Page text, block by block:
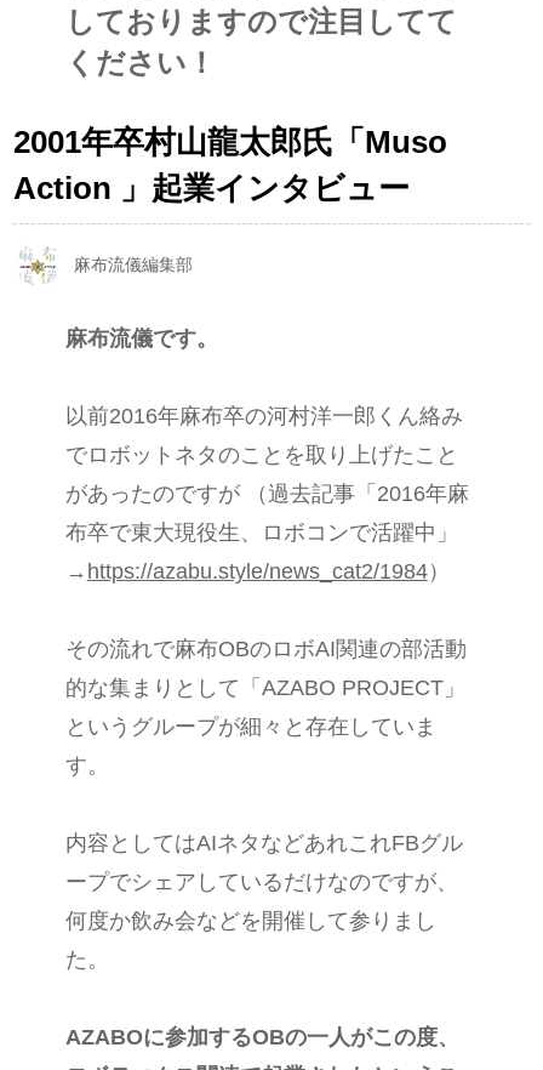
しておりますので注目してて
ください！
2001年卒村山龍太郎氏「Muso
Action 」起業インタビュー
麻布流儀編集部
麻布流儀です。
以前2016年麻布卒の河村洋一郎くん絡み
でロボットネタのことを取り上げたこと
があったのですが （過去記事「2016年麻
布卒で東大現役生、ロボコンで活躍中」
→ https://azabu.style/news_cat2/1984）
その流れで麻布OBのロボAI関連の部活動
的な集まりとして「AZABO PROJECT」
というグループが細々と存在していま
す。
内容としてはAIネタなどあれこれFBグル
ープでシェアしているだけなのですが、
何度か飲み会などを開催して参りまし
た。
AZABOに参加するOBの一人がこの度、